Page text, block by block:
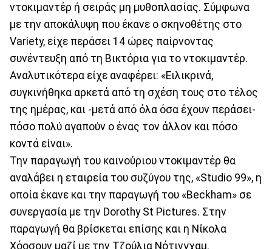
ντοκιμαντέρ ή σειράς μη μυθοπλασίας. Σύμφωνα
με την αποκάλυψη που έκανε ο σκηνοθέτης στο
Variety, είχε περάσει 14 ώρες παίρνοντας
συνέντευξη από τη Βικτόρια για το ντοκιμαντέρ.
Αναλυτικότερα είχε αναφέρει: «Ειλικρινά,
συγκινήθηκα αρκετά από τη σχέση τους στο τέλος
της ημέρας, και -μετά από όλα όσα έχουν περάσει-
πόσο πολύ αγαπούν ο ένας τον άλλον και πόσο
κοντά είναι».
Την παραγωγή του καινούριου ντοκιμαντέρ θα
αναλάβει η εταιρεία του συζύγου της, «Studio 99», η
οποία έκανε και την παραγωγή του «Beckham» σε
συνεργασία με την Dorothy St Pictures. Στην
παραγωγή θα βρίσκεται επίσης και η Νίκολα
Χόοσουν μαζί με την Τζούλια Νότινγχαμ.